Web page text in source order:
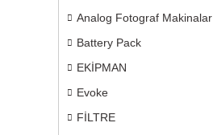
Analog Fotograf Makinalar
Battery Pack
EKİPMAN
Evoke
FİLTRE